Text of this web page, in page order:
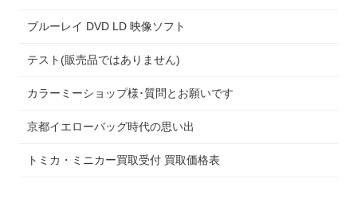
ブルーレイ DVD LD 映像ソフト
テスト(販売品ではありません)
カラーミーショップ様･質問とお願いです
京都イエローバッグ時代の思い出
トミカ・ミニカー買取受付 買取価格表